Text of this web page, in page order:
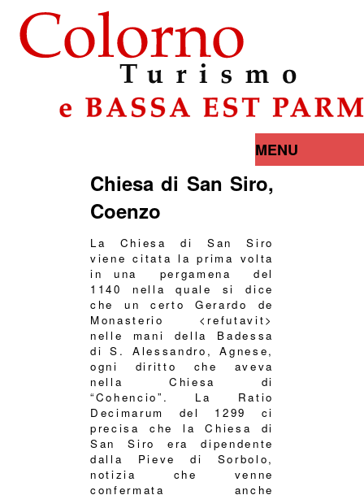
MENU
Chiesa di San Siro,
Coenzo
La Chiesa di San Siro
viene citata la prima volta
in una pergamena del
1140 nella quale si dice
che un certo Gerardo de
Monasterio <refutavit>
nelle mani della Badessa
di S. Alessandro, Agnese,
ogni diritto che aveva
nella Chiesa di
“Cohencio”. La Ratio
Decimarum del 1299 ci
precisa che la Chiesa di
San Siro era dipendente
dalla Pieve di Sorbolo,
notizia che venne
confermata anche